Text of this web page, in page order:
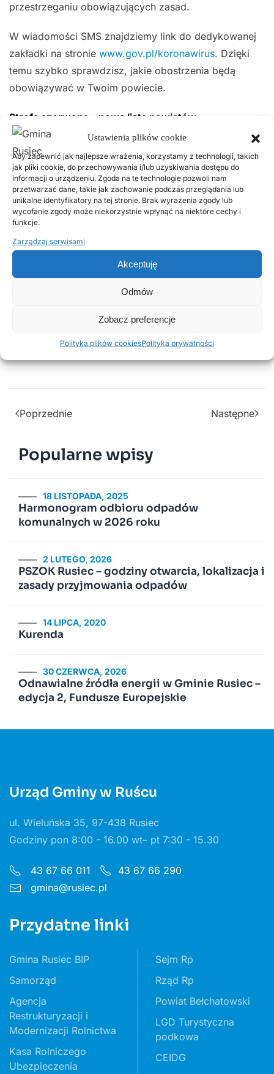
Ustawienia plików cookie
Aby zapewnić jak najlepsze wrażenia, korzystamy z technologii, takich
jak pliki cookie, do przechowywania i/lub uzyskiwania dostępu do
informacji o urządzeniu. Zgoda na te technologie pozwoli nam
przetwarzać dane, takie jak zachowanie podczas przeglądania lub
unikalne identyfikatory na tej stronie. Brak wyrażenia zgody lub
wycofanie zgody może niekorzystnie wpłynąć na niektóre cechy i
funkcje.
Zarządzaj serwisami
Akceptuję
Odmów
Zobacz preferencje
Polityka plików cookiesPolityka prywatności
przestrzeganiu obowiązujących zasad.
W wiadomości SMS znajdziemy link do dedykowanej
zakładki na stronie www.gov.pl/koronawirus. Dzięki
temu szybko sprawdzisz, jakie obostrzenia będą
obowiązywać w Twoim powiecie.
Strefa czerwona – nowa lista powiatów
Od soboty, 10 października 2020 r., na nowej liście
znajdą się 32 powiaty i 6 miast, w tym powiat
bełchatowski.
Bardzo ważną zmianą jest likwidacja strefy żółtej –
zasady w niej obowiązujące zostają rozciągnięte na
cały kraj.
https://www.gov.pl/web/koronawirus/aktualne-zasady-
i-ograniczenia
Poprzednie Następne
Popularne wpisy
18 LISTOPADA, 2025
Harmonogram odbioru odpadów
komunalnych w 2026 roku
2 LUTEGO, 2026
PSZOK Rusiec – godziny otwarcia, lokalizacja i
zasady przyjmowania odpadów
14 LIPCA, 2020
Kurenda
30 CZERWCA, 2026
Odnawialne źródła energii w Gminie Rusiec –
edycja 2, Fundusze Europejskie
Urząd Gminy w Ruścu
ul. Wieluńska 35, 97-438 Rusiec
Godziny pon 8:00 - 16.00 wt– pt 7:30 - 15.30
43 67 66 011
43 67 66 290
gmina@rusiec.pl
Przydatne linki
Gmina Rusiec BIP
Samorząd
Agencja
Restrukturyzacji i
Modernizacji Rolnictwa
Kasa Rolniczego
Ubezpieczenia
Sejm Rp
Rząd Rp
Powiat Bełchatowski
LGD Turystyczna
podkowa
CEIDG